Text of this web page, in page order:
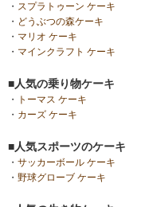
・ スプラトゥーン ケーキ
・ どうぶつの森ケーキ
・ マリオ ケーキ
・ マインクラフト ケーキ
■人気の乗り物ケーキ
・
トーマス ケーキ
・ カーズ ケーキ
■人気スポーツのケーキ
・ サッカーボール ケーキ
・ 野球グローブ ケーキ